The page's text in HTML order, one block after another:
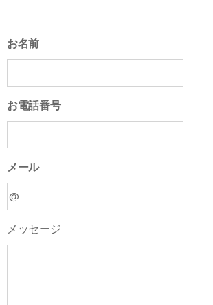
お名前
お電話番号
メール
メッセージ